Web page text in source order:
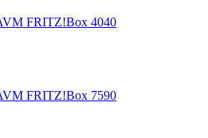
FRITZ!Box 4040
FRITZ!Box 7590